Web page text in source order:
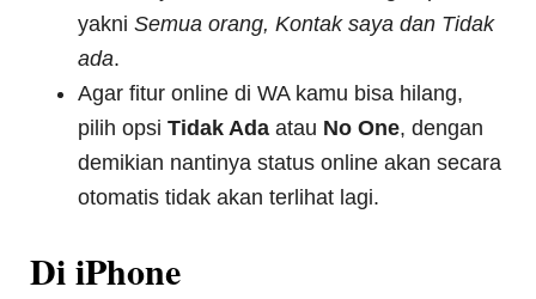
yakniSemua orang, Kontak saya dan Tidak
ada.
Agar fitur online di WA kamu bisa hilang,
pilih opsiTidak Adaatau No One, dengan
demikian nantinya status online akan secara
otomatis tidak akan terlihat lagi.
Di iPhone